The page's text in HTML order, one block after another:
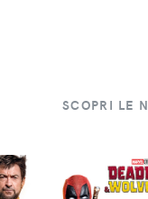
SCOPRI LE